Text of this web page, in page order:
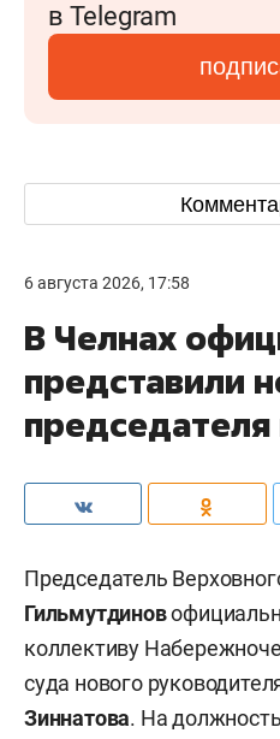
в Telegram
6 августа 2026, 17:58
В Челнах
представили
председателя
Председатель
Гильмутдинов
коллективу
суда нового
Зиннатова. На